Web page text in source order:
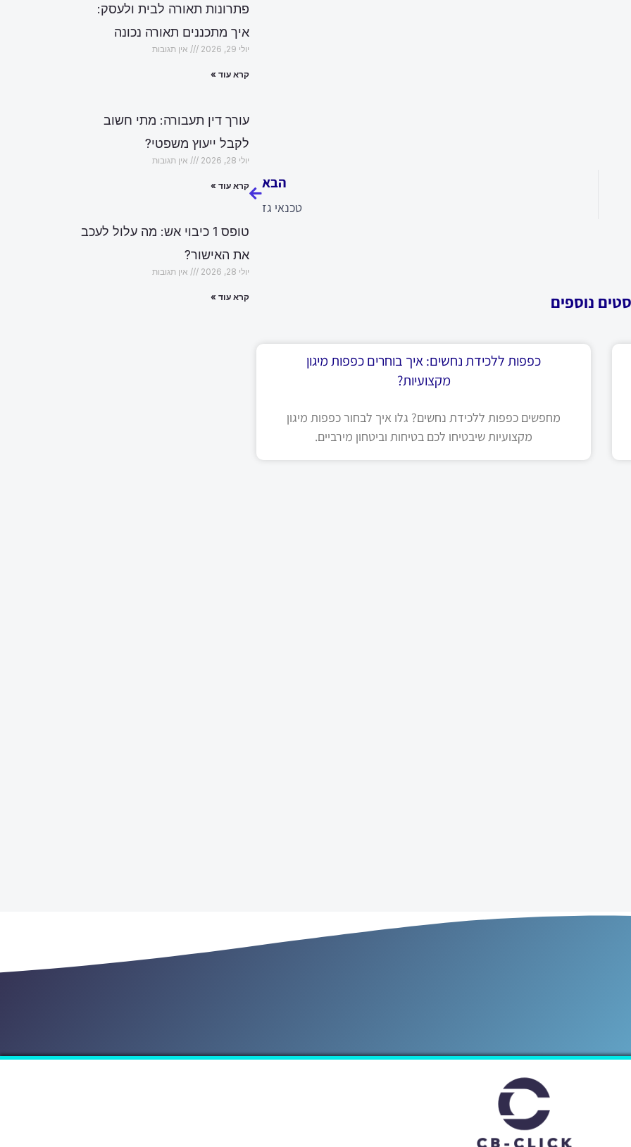
הבא
טכנאי גז
הבא
נוספים
כפפות ללכידת נחשים: איך בוחרים כפפות מיגון
מקצועיות?
מחפשים כפפות ללכידת נחשים? גלו איך לבחור כפפות מיגון
מקצועיות שיבטיחו לכם בטיחות וביטחון מירביים.
פתרונות תאורה לבית ולעסק:
איך מתכננים תאורה נכונה
יולי 29, 2026 אין תגובות
קרא עוד »
עורך דין תעבורה: מתי חשוב
לקבל ייעוץ משפטי?
יולי 28, 2026 אין תגובות
קרא עוד »
טופס 1 כיבוי אש: מה עלול לעכב
את האישור?
יולי 28, 2026 אין תגובות
קרא עוד »